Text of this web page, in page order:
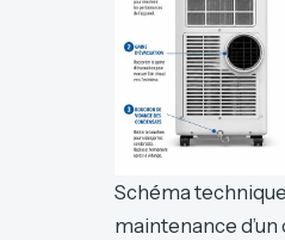
Schéma
maintenance